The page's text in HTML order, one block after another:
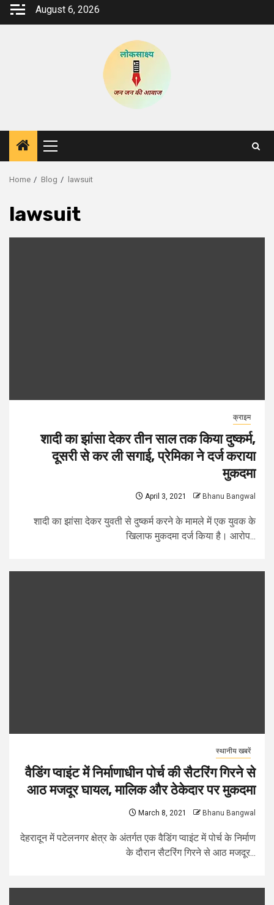
Skip
August 6, 2026
Primary
Menu
Home Blog lawsuit
lawsuit
क्राइम
शादी का झांसा देकर तीन साल तक किया दुष्कर्म,
दूसरी से कर ली सगाई, प्रेमिका ने दर्ज कराया
मुकदमा
April 3, 2021 Bhanu Bangwal
शादी का झांसा देकर युवती से दुष्कर्म करने के मामले में एक युवक के
खिलाफ मुकदमा दर्ज किया है। आरोप...
स्थानीय खबरें
वैडिंग प्वाइंट में निर्माणाधीन पोर्च की सैटरिंग गिरने से
आठ मजदूर घायल, मालिक और ठेकेदार पर मुकदमा
March 8, 2021 Bhanu Bangwal
देहरादून में पटेलनगर क्षेत्र के अंतर्गत एक वैडिंग प्वाइंट में पोर्च के निर्माण
के दौरान सैटरिंग गिरने से आठ मजदूर...